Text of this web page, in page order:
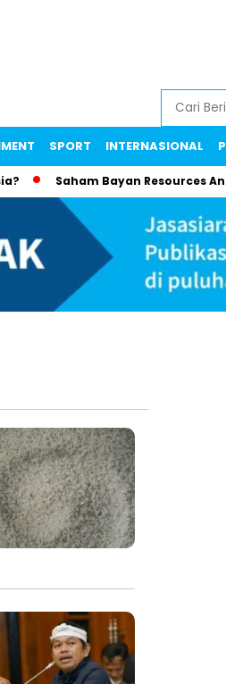
SPORT INTERNASIONAL
Saham Bayan Resources